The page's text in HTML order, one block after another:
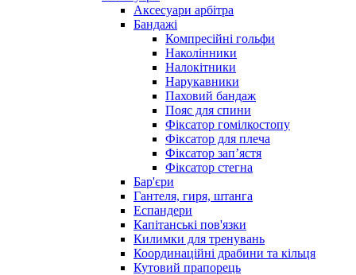
Аксесуари арбітра
Бандажі
Компресійні гольфи
Наколінники
Налокітники
Нарукавники
Паховий бандаж
Пояс для спини
Фіксатор гомілкостопу
Фіксатор для плеча
Фіксатор запʼястя
Фіксатор стегна
Бар'єри
Гантеля, гиря, штанга
Еспандери
Капітанські пов'язки
Килимки для тренувань
Координаційні драбини та кільця
Кутовий прапорець